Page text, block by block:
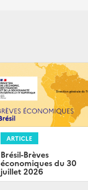
ARTICLE
Brésil-Brèves
économiques du 30
juillet 2026